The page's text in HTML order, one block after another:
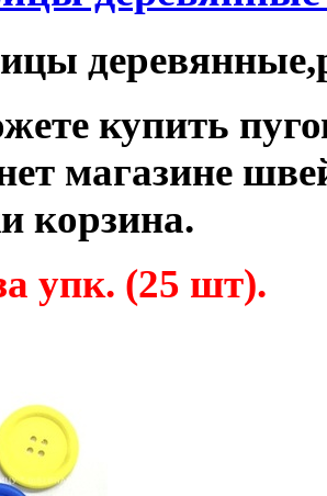
купить
магазине
корзина.
упк. (25 шт).